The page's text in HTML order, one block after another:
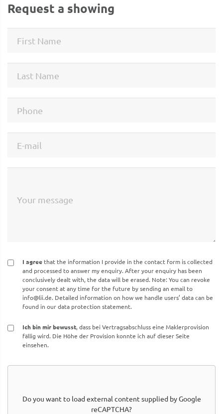
Request a showing
First Name
Last Name
Phone
E-mail
Your message
I agree that the information I provide in the contact form is collected
and processed to answer my enquiry. After your enquiry has been
conclusively dealt with, the data will be erased. Note: You can revoke
your consent at any time for the future by sending an email to
info@lii.de. Detailed information on how we handle users’ data can be
found in our data protection statement.
Ich bin mir bewusst, dass bei Vertragsabschluss eine Maklerprovision
fällig wird. Die Höhe der Provision konnte ich auf dieser Seite
einsehen.
Do you want to load external content supplied byGoogle
reCAPTCHA?